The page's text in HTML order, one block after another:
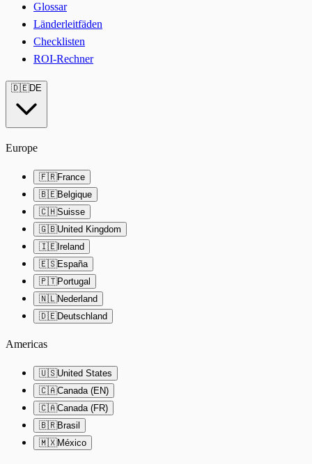
Glossar
Länderleitfäden
Checklisten
ROI-Rechner
🇩🇪DE
Europe
🇫🇷France
🇧🇪Belgique
🇨🇭Suisse
🇬🇧United Kingdom
🇮🇪Ireland
🇪🇸España
🇵🇹Portugal
🇳🇱Nederland
🇩🇪Deutschland
Americas
🇺🇸United States
🇨🇦Canada (EN)
🇨🇦Canada (FR)
🇧🇷Brasil
🇲🇽México